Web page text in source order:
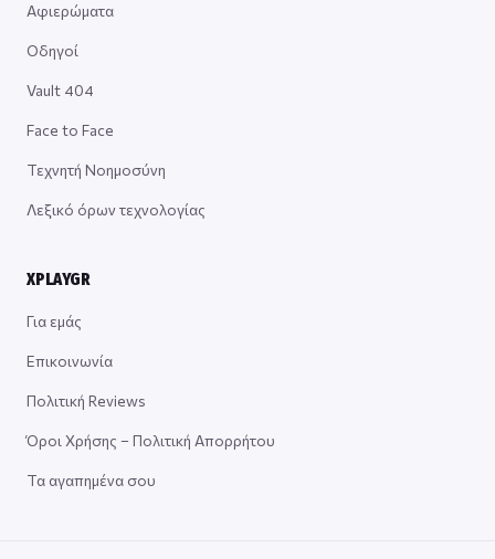
Αφιερώματα
Οδηγοί
Vault 404
Face to Face
Τεχνητή Νοημοσύνη
Λεξικό όρων τεχνολογίας
XPLAYGR
Για εμάς
Επικοινωνία
Πολιτική Reviews
Όροι Χρήσης – Πολιτική Απορρήτου
Τα αγαπημένα σου